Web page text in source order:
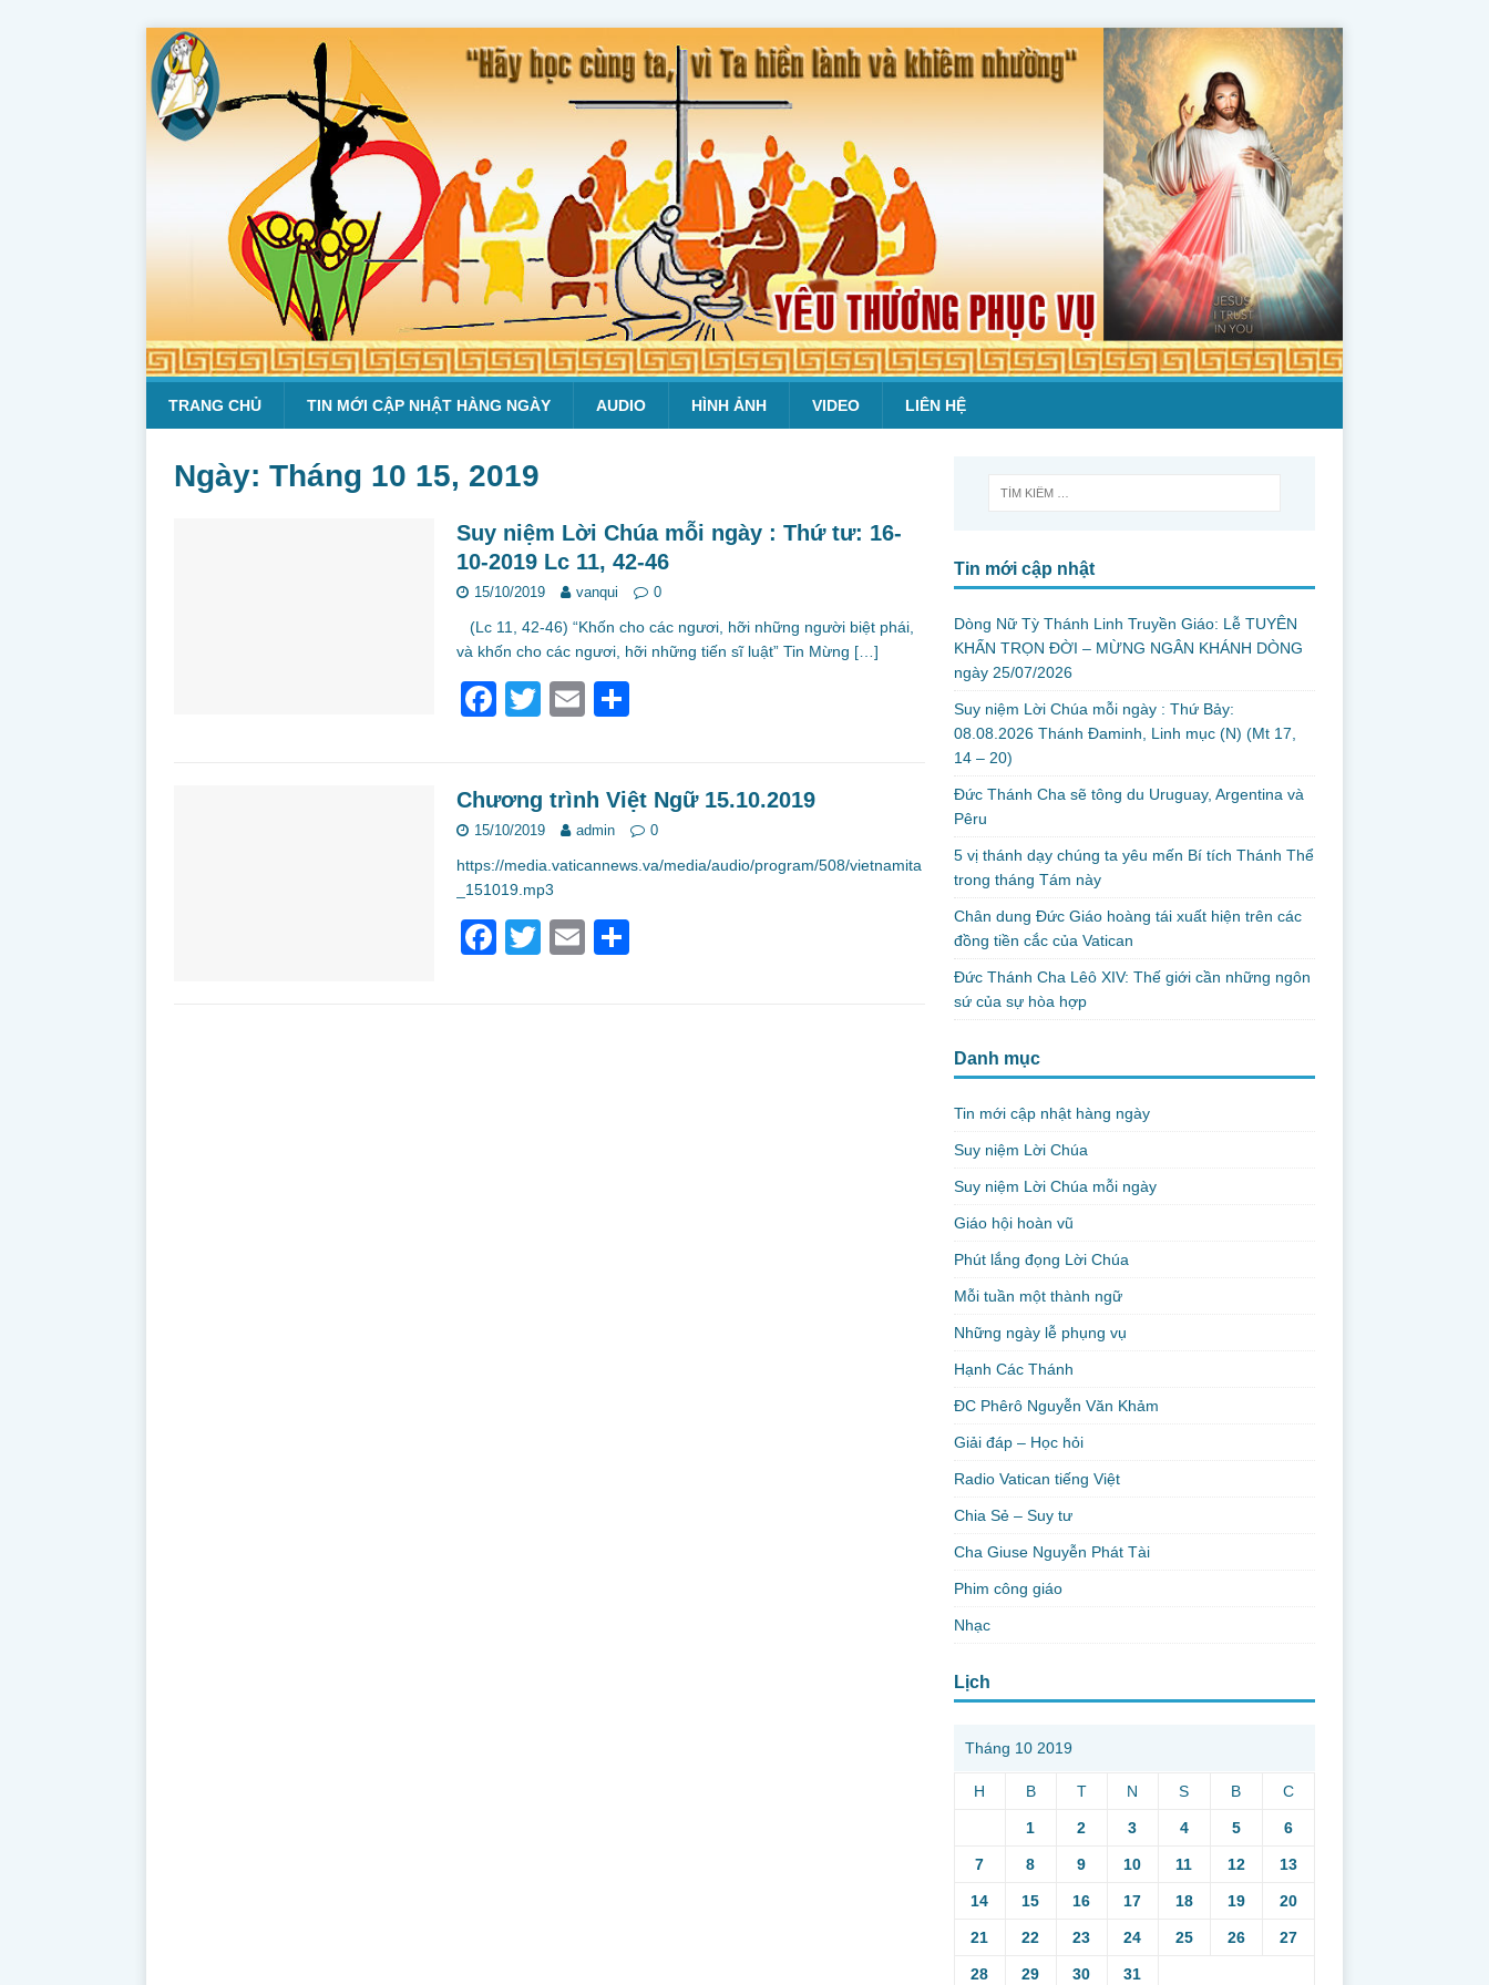
TRANG CHỦ TIN MỚI CẬP NHẬT HÀNG NGÀY AUDIO HÌNH ẢNH VIDEO LIÊN HỆ
Ngày: Tháng 10 15, 2019
Suy niệm Lời Chúa mỗi ngày : Thứ tư: 16-
10-2019 Lc 11, 42-46
15/10/2019 vanqui 0
(Lc 11, 42-46) “Khốn cho các ngươi, hỡi những người biệt phái,
và khốn cho các ngươi, hỡi những tiến sĩ luật” Tin Mừng […]
F
e
b
o
o
k
T
er
E
e
Chương trình Việt Ngữ 15.10.2019
15/10/2019 admin 0
https://media.vaticannews.va/media/audio/program/508/vietnamita
_151019.mp3
F
T
E
Tin mới cập nhật
Dòng Nữ Tỳ Thánh Linh Truyền Giáo: Lễ TUYÊN
KHẤN TRỌN ĐỜI – MỪNG NGÂN KHÁNH DÒNG
ngày 25/07/2026
Suy niệm Lời Chúa mỗi ngày : Thứ Bảy:
08.08.2026 Thánh Đaminh, Linh mục (N) (Mt 17,
14 – 20)
Đức Thánh Cha sẽ tông du Uruguay, Argentina và
Pêru
5 vị thánh dạy chúng ta yêu mến Bí tích Thánh Thể
trong tháng Tám này
Chân dung Đức Giáo hoàng tái xuất hiện trên các
đồng tiền cắc của Vatican
Đức Thánh Cha Lêô XIV: Thế giới cần những ngôn
sứ của sự hòa hợp
Danh mục
Tin mới cập nhật hàng ngày
Suy niệm Lời Chúa
Suy niệm Lời Chúa mỗi ngày
Giáo hội hoàn vũ
Phút lắng đọng Lời Chúa
Mỗi tuần một thành ngữ
Những ngày lễ phụng vụ
Hạnh Các Thánh
ĐC Phêrô Nguyễn Văn Khảm
Giải đáp – Học hỏi
Radio Vatican tiếng Việt
Chia Sẻ – Suy tư
Cha Giuse Nguyễn Phát Tài
Phim công giáo
Nhạc
Lịch
Tháng 10 2019
H B T N S B C
1 2 3 4 5 6
7 8 9 10 11 12 13
14 15 16 17 18 19 20
21 22 23 24 25 26 27
28 29 30 31